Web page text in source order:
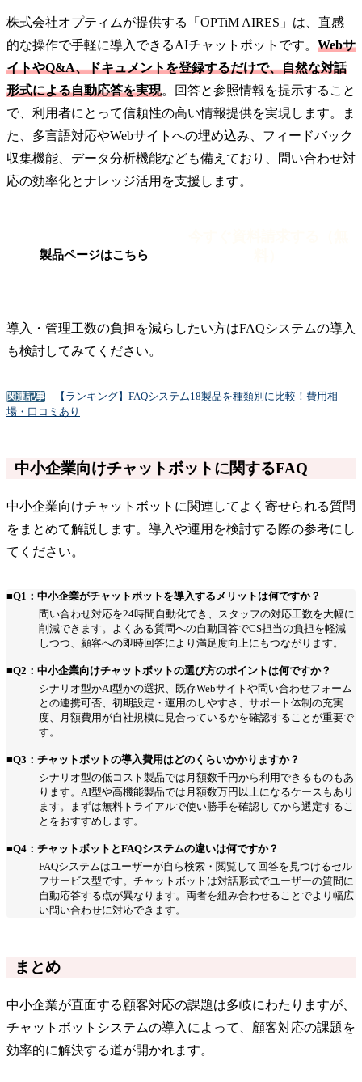
株式会社オプティムが提供する「OPTiM AIRES」は、直感
的な操作で手軽に導入できるAIチャットボットです。 Webサ
イトやQ&A、ドキュメントを登録するだけで、自然な対話
形式による自動応答を実現。回答と参照情報を提示すること
で、利用者にとって信頼性の高い情報提供を実現します。ま
た、多言語対応やWebサイトへの埋め込み、フィードバック
収集機能、データ分析機能なども備えており、問い合わせ対
応の効率化とナレッジ活用を支援します。
製品ページはこちら
導入・管理工数の負担を減らしたい方はFAQシステムの導入
も検討してみてください。
関連記事
【ランキング】FAQシステム18製品を種類別に比較！費用相
場・口コミあり
中小企業向けチャットボットに関するFAQ
中小企業向けチャットボットに関連してよく寄せられる質問
をまとめて解説します。導入や運用を検討する際の参考にし
てください。
■Q1：中小企業がチャットボットを導入するメリットは何ですか？
問い合わせ対応を24時間自動化でき、スタッフの対応工数を大幅に
削減できます。よくある質問への自動回答でCS担当の負担を軽減
しつつ、顧客への即時回答により満足度向上にもつながります。
■Q2：中小企業向けチャットボットの選び方のポイントは何ですか？
シナリオ型かAI型かの選択、既存Webサイトや問い合わせフォーム
との連携可否、初期設定・運用のしやすさ、サポート体制の充実
度、月額費用が自社規模に見合っているかを確認することが重要で
す。
■Q3：チャットボットの導入費用はどのくらいかかりますか？
シナリオ型の低コスト製品では月額数千円から利用できるものもあ
ります。AI型や高機能製品では月額数万円以上になるケースもあり
ます。まずは無料トライアルで使い勝手を確認してから選定するこ
とをおすすめします。
■Q4：チャットボットとFAQシステムの違いは何ですか？
FAQシステムはユーザーが自ら検索・閲覧して回答を見つけるセル
フサービス型です。チャットボットは対話形式でユーザーの質問に
自動応答する点が異なります。両者を組み合わせることでより幅広
い問い合わせに対応できます。
まとめ
中小企業が直面する顧客対応の課題は多岐にわたりますが、
チャットボットシステムの導入によって、顧客対応の課題を
効率的に解決する道が開かれます。